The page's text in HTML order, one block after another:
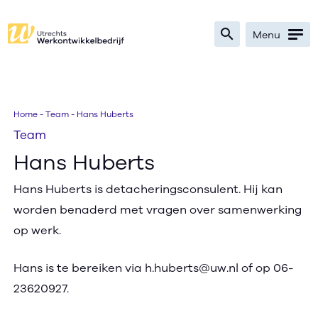
search Menu
Bedrijven
Werkzoekenden
Verwijzers
Over
Home-Team- Hans Huberts
Team
Hans Huberts
Hans Huberts is detacheringsconsulent. Hij kan
worden benaderd met vragen over samenwerking
op werk.
Hans is te bereiken via h.huberts@uw.nl of op 06-
23620927.